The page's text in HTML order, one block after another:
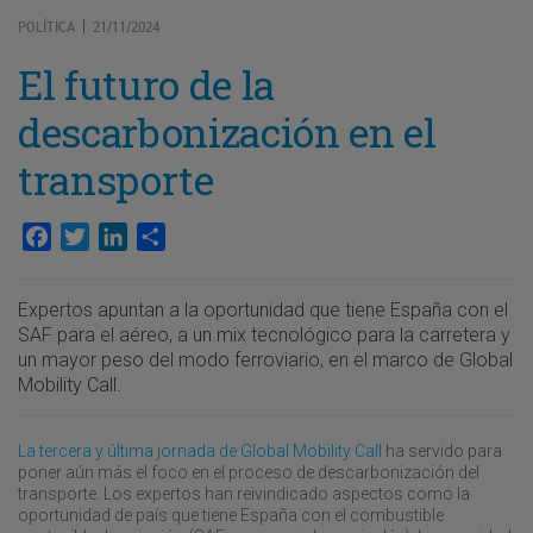
POLÍTICA | 21/11/2024
El futuro de la
descarbonización en el
transporte
Facebook
TwitterLinkedIn
Expertos apuntan a la oportunidad que tiene España con el
SAF para el aéreo, a un mix tecnológico para la carretera y
un mayor peso del modo ferroviario, en el marco de Global
Mobility Call.
La tercera y última jornada de Global Mobility Call ha servido para
poner aún más el foco en el proceso de descarbonización del
transporte. Los expertos han reivindicado aspectos como la
oportunidad de país que tiene España con el combustible